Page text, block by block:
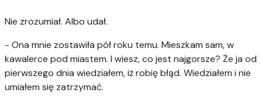
Nie zrozumiał. Albo udał.
- Ona mnie zostawiła pół roku temu. Mieszkam sam, w
kawalerce pod miastem. I wiesz, co jest najgorsze? Że ja od
pierwszego dnia wiedziałem, iż robię błąd. Wiedziałem i nie
umiałem się zatrzymać.